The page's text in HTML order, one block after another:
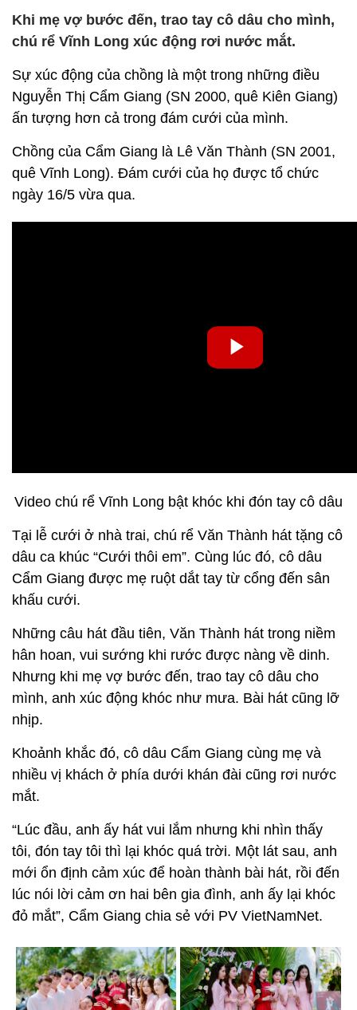
Khi mẹ vợ bước đến, trao tay cô dâu cho mình,
chú rể Vĩnh Long xúc động rơi nước mắt.
Sự xúc động của chồng là một trong những điều
Nguyễn Thị Cẩm Giang (SN 2000, quê Kiên Giang)
ấn tượng hơn cả trong đám cưới của mình.
Chồng của Cẩm Giang là Lê Văn Thành (SN 2001,
quê Vĩnh Long). Đám cưới của họ được tổ chức
ngày 16/5 vừa qua.
Video chú rể Vĩnh Long bật khóc khi đón tay cô dâu
Tại lễ cưới ở nhà trai, chú rể Văn Thành hát tặng cô
dâu ca khúc “Cưới thôi em”. Cùng lúc đó, cô dâu
Cẩm Giang được mẹ ruột dắt tay từ cổng đến sân
khấu cưới.
Những câu hát đầu tiên, Văn Thành hát trong niềm
hân hoan, vui sướng khi rước được nàng về dinh.
Nhưng khi mẹ vợ bước đến, trao tay cô dâu cho
mình, anh xúc động khóc như mưa. Bài hát cũng lỡ
nhịp.
Khoảnh khắc đó, cô dâu Cẩm Giang cùng mẹ và
nhiều vị khách ở phía dưới khán đài cũng rơi nước
mắt.
“Lúc đầu, anh ấy hát vui lắm nhưng khi nhìn thấy
tôi, đón tay tôi thì lại khóc quá trời. Một lát sau, anh
mới ổn định cảm xúc để hoàn thành bài hát, rồi đến
lúc nói lời cảm ơn hai bên gia đình, anh ấy lại khóc
đỏ mắt”, Cẩm Giang chia sẻ với PV VietNamNet.